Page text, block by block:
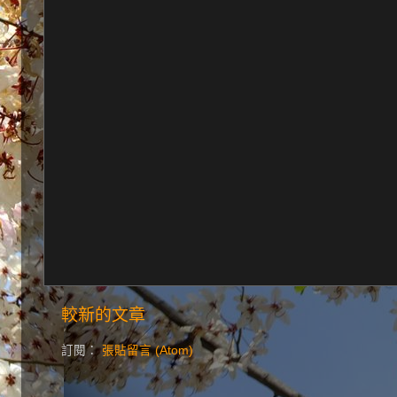
較新的文章
訂閱：張貼留言 (Atom)